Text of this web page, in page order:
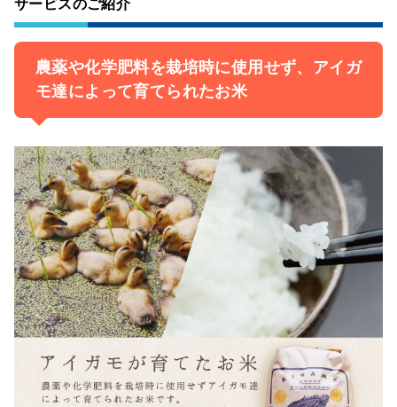
サービスのご紹介
農薬や化学肥料を栽培時に使用せず、アイガ
モ達によって育てられたお米